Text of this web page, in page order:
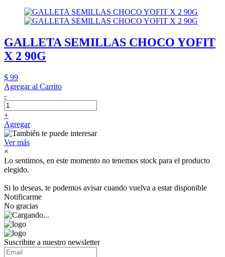
GALLETA SEMILLAS CHOCO YOFIT
X 2 90G
$ 99
Agregar al Carrito
-
+
Agregar
Ver más
×
Lo sentimos, en este momento no tenemos stock para el producto
elegido.
Si lo deseas, te podemos avisar cuando vuelva a estar disponible
Notificarme
No gracias
Suscribite a nuestro newsletter